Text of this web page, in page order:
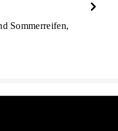
Sommerreifen,